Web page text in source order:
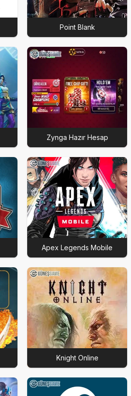
Point Blank
Zynga Hazır Hesap
Apex Legends Mobile
Knight Online